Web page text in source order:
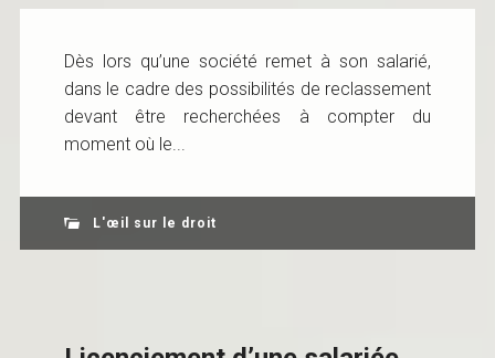
Dès lors qu’une société remet à son salarié,
dans le cadre des possibilités de reclassement
devant être recherchées à compter du
moment où le...
L'œil sur le droit